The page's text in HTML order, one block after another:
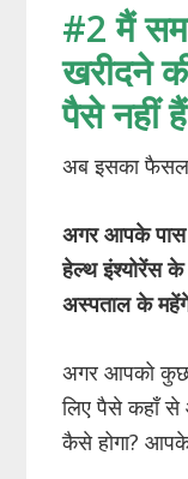
#2 मैं
खरीदने
पैसे नहीं हैं
अब इसका
अगर आपके पास
हेल्थ इंश्योरेंस
अस्पताल के
अगर आपको कुछ
लिए पैसे कहाँ
कैसे होगा? आपके